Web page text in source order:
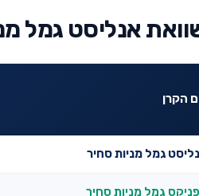
אנליסט גמל
הקרן
גמל מניות סחיר
גמל מניות סחיר